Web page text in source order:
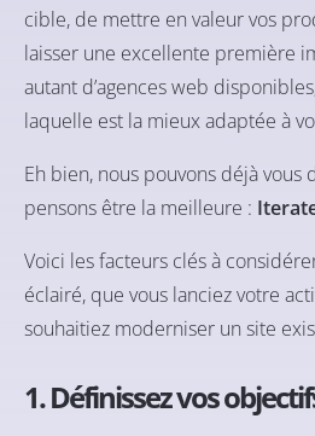
cible, de mettre en valeur vos
laisser une excellente première
autant d’agences web
laquelle est la mieux adaptée à
Eh bien, nous pouvons déjà vous
pensons être la meilleure :
Voici les facteurs clés à
éclairé, que vous lanciez votre
souhaitiez moderniser un site
1. Définissez vos